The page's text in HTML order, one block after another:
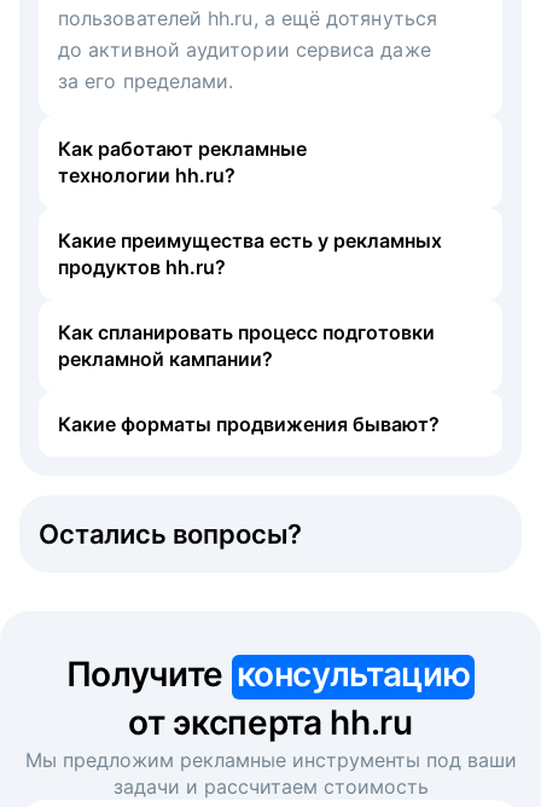
пользователей hh.ru, а ещё дотянуться
до активной аудитории сервиса даже
за его пределами.
Как работают рекламные
технологии hh.ru?
Какие преимущества есть у рекламных
продуктов hh.ru?
Как спланировать процесс подготовки
рекламной кампании?
Какие форматы продвижения бывают?
Остались вопросы?
Получите консультацию
от эксперта hh.ru
Мы предложим рекламные инструменты под ваши
задачи и рассчитаем стоимость